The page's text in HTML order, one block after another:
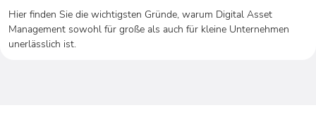
Hier finden Sie die wichtigsten Gründe, warum Digital Asset
Management sowohl für große als auch für kleine Unternehmen
unerlässlich ist.